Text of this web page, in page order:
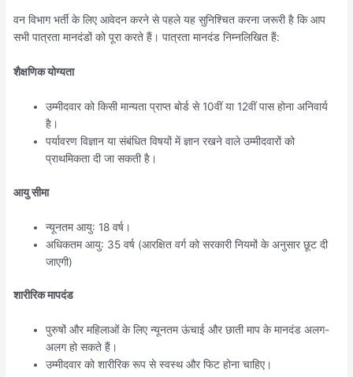
वन विभाग भर्ती के लिए आवेदन करने से पहले यह सुनिश्चित करना जरूरी है कि आप
सभी पात्रता मानदंडों को पूरा करते हैं। पात्रता मानदंड निम्नलिखित हैं:
शैक्षणिक योग्यता
उम्मीदवार को किसी मान्यता प्राप्त बोर्ड से 10वीं या 12वीं पास होना अनिवार्य
है।
पर्यावरण विज्ञान या संबंधित विषयों में ज्ञान रखने वाले उम्मीदवारों को
प्राथमिकता दी जा सकती है।
आयु सीमा
न्यूनतम आयु: 18 वर्ष।
अधिकतम आयु: 35 वर्ष (आरक्षित वर्ग को सरकारी नियमों के अनुसार छूट दी
जाएगी)
शारीरिक मापदंड
पुरुषों और महिलाओं के लिए न्यूनतम ऊंचाई और छाती माप के मानदंड अलग-
अलग हो सकते हैं।
उम्मीदवार को शारीरिक रूप से स्वस्थ और फिट होना चाहिए।